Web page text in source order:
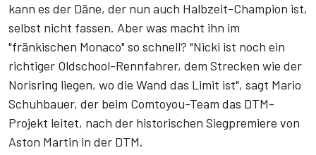
kann es der Däne, der nun auch Halbzeit-Champion ist,
selbst nicht fassen. Aber was macht ihn im
"fränkischen Monaco" so schnell? "Nicki ist noch ein
richtiger Oldschool-Rennfahrer, dem Strecken wie der
Norisring liegen, wo die Wand das Limit ist", sagt Mario
Schuhbauer, der beim Comtoyou-Team das DTM-
Projekt leitet, nach der historischen Siegpremiere von
Aston Martin in der DTM.